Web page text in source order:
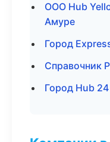
ООО Hub
Амуре
Город
Справочник
Город Hub